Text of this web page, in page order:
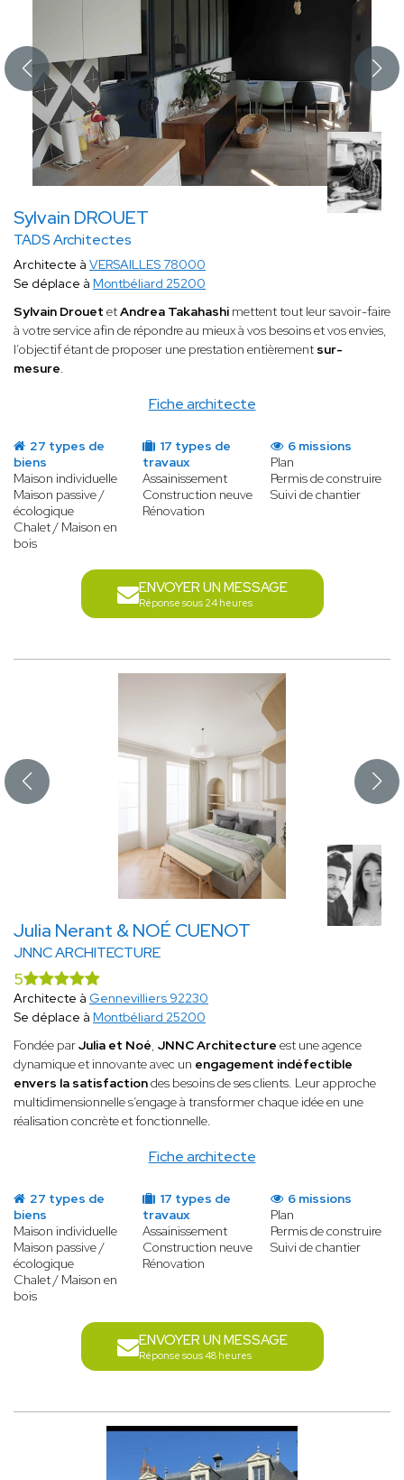
Sylvain DROUET
TADS Architectes
Fiche architecte
Architecte à VERSAILLES 78000
Se déplace à Montbéliard 25200
Sylvain Drouet etAndrea Takahashi mettent tout leur savoir-faire
à votre service afin de répondre au mieux à vos besoins et vos envies,
l’objectif étant de proposer une prestation entièrement sur-
mesure.
27 types de
biens
Maison individuelle
Maison passive /
écologique
Chalet / Maison en
bois
17 types de
travaux
Assainissement
Construction neuve
Rénovation
6 missions
Plan
Permis de construire
Suivi de chantier
ENVOYER UN MESSAGE
Réponse sous 24 heures
Julia Nerant & NOÉ CUENOT
JNNC ARCHITECTURE
Fiche architecte
5
Architecte à Gennevilliers 92230
Se déplace à Montbéliard 25200
Fondée parJulia et Noé, JNNC Architecture est une agence
dynamique et innovante avec un engagement indéfectible
envers la satisfactiondes besoins de ses clients. Leur approche
multidimensionnelle s’engage à transformer chaque idée en une
réalisation concrète et fonctionnelle.
27 types de
biens
Maison individuelle
Maison passive /
écologique
Chalet / Maison en
bois
17 types de
travaux
Assainissement
Construction neuve
Rénovation
6 missions
Plan
Permis de construire
Suivi de chantier
ENVOYER UN MESSAGE
Réponse sous 48 heures